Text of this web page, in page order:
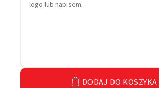
DODAJ DO KOSZYKA